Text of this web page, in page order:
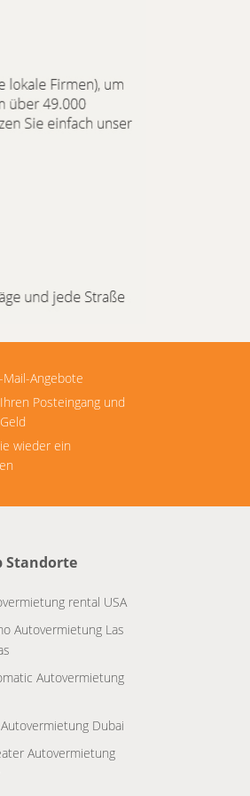
Mail-Angebote
Posteingang und
wieder ein
Standorte
rental USA
Autovermietung Las
Autovermietung
Dubai
Autovermietung